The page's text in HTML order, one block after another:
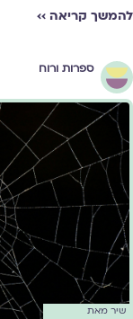
להמשך קריאה ››
ספרות ורוח
שיר מאת